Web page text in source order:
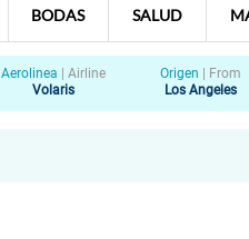
BODAS SALUD
Aerolinea
Airline
Volaris
Origen
From
Los Angeles